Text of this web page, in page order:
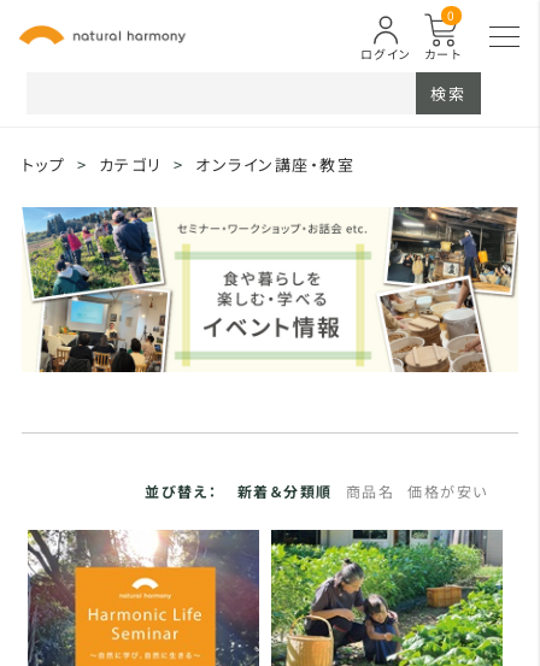
カート
0
ログイン
検索
トップ > カテゴリ > オンライン講座・教室
並び替え： 新着＆分類順 商品名 価格が安い